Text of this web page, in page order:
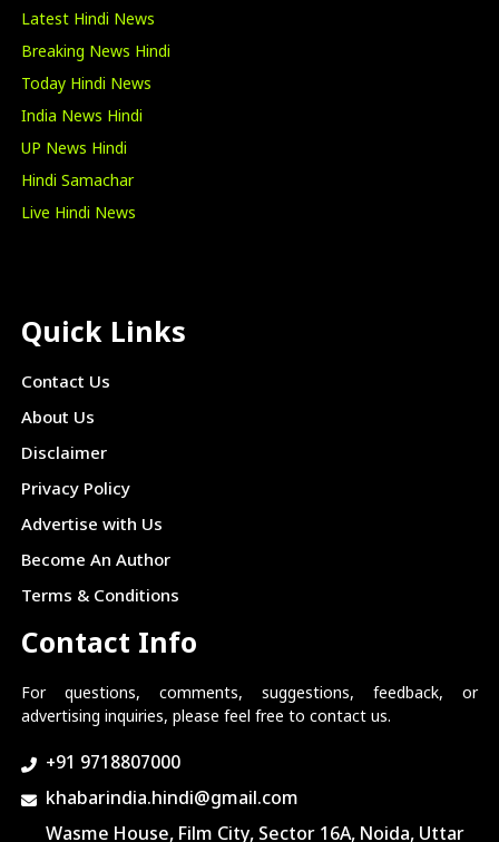
Latest Hindi News
Breaking News Hindi
Today Hindi News
India News Hindi
UP News Hindi
Hindi Samachar
Live Hindi News
Quick Links
Contact Us
About Us
Disclaimer
Privacy Policy
Advertise with Us
Become An Author
Terms & Conditions
Contact Info
For questions, comments, suggestions, feedback, or
advertising inquiries, please feel free to contact us.
+91 9718807000
khabarindia.hindi@gmail.com
Wasme House, Film City, Sector 16A, Noida, Uttar